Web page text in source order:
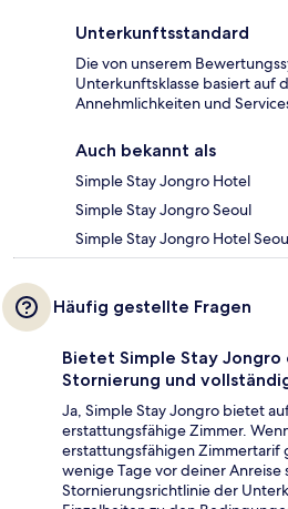
Unterkunftsstandard
Die von unserem
Unterkunftsklasse basiert auf
Annehmlichkeiten und
Auch bekannt als
Simple Stay Jongro Hotel
Simple Stay Jongro Seoul
Simple Stay Jongro Hotel
Häufig gestellte Fragen
Bietet Simple Stay Jongro
Stornierung und
Ja, Simple Stay Jongro bietet
erstattungsfähige Zimmer.
erstattungsfähigen Zimmertarif
wenige Tage vor deiner Anreise
Stornierungsrichtlinie der